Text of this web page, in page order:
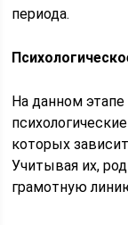
периода.
На данном
которых
Учитывая их,
грамотную